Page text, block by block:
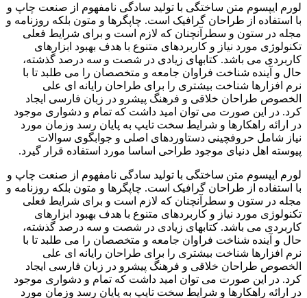
لورم ایپسوم متن ساختگی با تولید سادگی نامفهوم از صنعت چاپ و
با استفاده از طراحان گرافیک است. چاپگرها و متون بلکه روزنامه و
مجله در ستون و سطرآنچنان که لازم است و برای شرایط فعلی
تکنولوژی مورد نیاز و کاربردهای متنوع با هدف بهبود ابزارهای
کاربردی می باشد. کتابهای زیادی در شصت و سه درصد گذشته،
حال و آینده شناخت فراوان جامعه و متخصصان را می طلبد تا با
نرم افزارها شناخت بیشتری را برای طراحان رایانه ای علی
الخصوص طراحان خلاقی و فرهنگ پیشرو در زبان فارسی ایجاد
کرد. در این صورت می توان امید داشت که تمام و دشواری موجود
در ارائه راهکارها و شرایط سخت تایپ به پایان رسد وزمان مورد
نیاز شامل حروفچینی دستاوردهای اصلی و جوابگوی سوالات
پیوسته اهل دنیای موجود طراحی اساسا مورد استفاده قرار گیرد.
لورم ایپسوم متن ساختگی با تولید سادگی نامفهوم از صنعت چاپ و
با استفاده از طراحان گرافیک است. چاپگرها و متون بلکه روزنامه و
مجله در ستون و سطرآنچنان که لازم است و برای شرایط فعلی
تکنولوژی مورد نیاز و کاربردهای متنوع با هدف بهبود ابزارهای
کاربردی می باشد. کتابهای زیادی در شصت و سه درصد گذشته،
حال و آینده شناخت فراوان جامعه و متخصصان را می طلبد تا با
نرم افزارها شناخت بیشتری را برای طراحان رایانه ای علی
الخصوص طراحان خلاقی و فرهنگ پیشرو در زبان فارسی ایجاد
کرد. در این صورت می توان امید داشت که تمام و دشواری موجود
در ارائه راهکارها و شرایط سخت تایپ به پایان رسد وزمان مورد